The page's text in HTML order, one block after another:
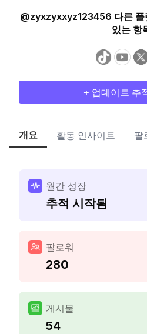
@zyxzyxxyz123456 다른 플
있는 항
+ 업데이트 추
개요 활동 인사이트 팔
월간 성장
추적 시작됨
팔로워
280
게시물
54